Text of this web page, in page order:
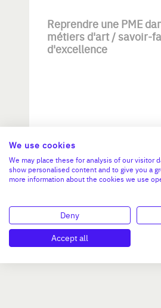
Reprendre une PME
métiers d'art / savoir-
d'excellence
Investissement max:
We use cookies
We may place these for analysis of our visitor
show personalised content and to give you a
more information about the cookies we use
Deny
Accept all